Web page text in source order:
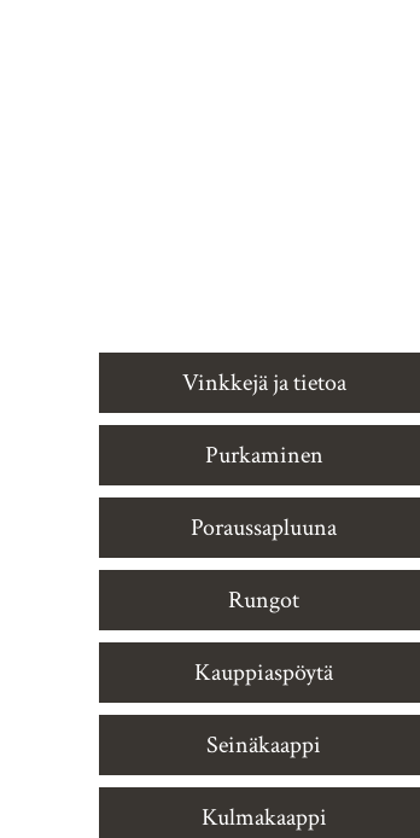
Vinkkejä ja tietoa
Purkaminen
Poraussapluuna
Rungot
Kauppiaspöytä
Seinäkaappi
Kulmakaappi